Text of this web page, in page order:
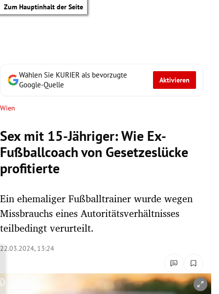
Zum Hauptinhalt der Seite
Untermenü
Untermenü
Untermenü
Wählen Sie KURIER als bevorzugte
Google-Quelle
Aktivieren
Wien
Sex mit 15-Jähriger: Wie Ex-
Fußballcoach von Gesetzeslücke
profitierte
Ein ehemaliger Fußballtrainer wurde wegen
Missbrauchs eines Autoritätsverhältnisses
teilbedingt verurteilt.
22.03.2024, 13:24
Copyright-Hinweis öffnen/schließen